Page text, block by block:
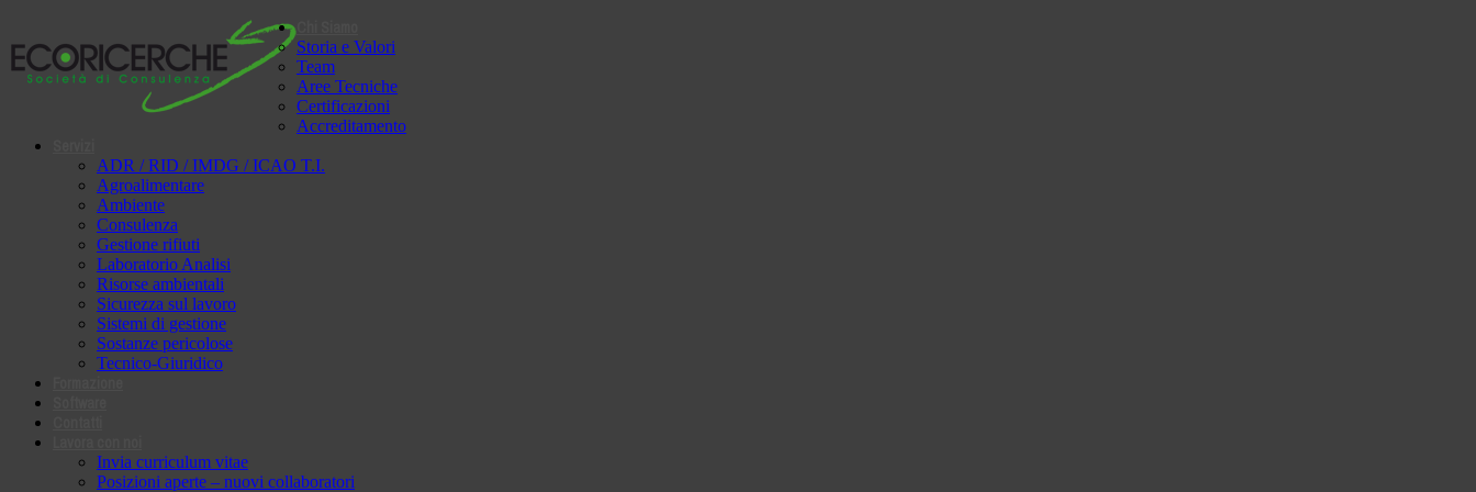
Storia e Valori
Team
Aree Tecniche
Certificazioni
Accreditamento
ADR / RID / IMDG / ICAO T.I.
Agroalimentare
Ambiente
Consulenza
Gestione rifiuti
Laboratorio Analisi
Risorse ambientali
Sicurezza sul lavoro
Sistemi di gestione
Sostanze pericolose
Tecnico-Giuridico
Invia curriculum vitae
Posizioni aperte – nuovi collaboratori